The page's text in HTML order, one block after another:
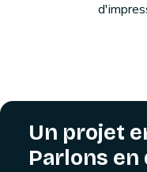
Un projet
Parlons en